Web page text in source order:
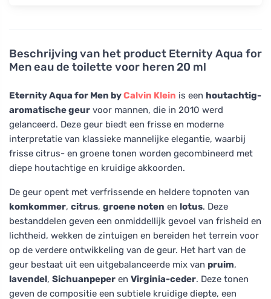
Beschrijving van het product Eternity Aqua for
Men eau de toilette voor heren 20 ml
Eternity Aqua for Men byCalvin Klein is een houtachtig-
aromatische geur voor mannen, die in 2010 werd
gelanceerd. Deze geur biedt een frisse en moderne
interpretatie van klassieke mannelijke elegantie, waarbij
frisse citrus- en groene tonen worden gecombineerd met
diepe houtachtige en kruidige akkoorden.
De geur opent met verfrissende en heldere topnoten van
komkommer, citrus, groene noten en lotus. Deze
bestanddelen geven een onmiddellijk gevoel van frisheid en
lichtheid, wekken de zintuigen en bereiden het terrein voor
op de verdere ontwikkeling van de geur. Het hart van de
geur bestaat uit een uitgebalanceerde mix van pruim,
lavendel, Sichuanpeper en Virginia-ceder. Deze tonen
geven de compositie een subtiele kruidige diepte, een